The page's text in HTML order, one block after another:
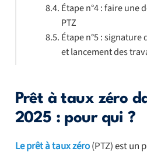
Prêt à taux zéro
2025 : pour qui ?
Le prêt à taux zéro(PTZ) est un
Étape n°4 : faire une
PTZ
Étape n°5 : signature
et lancement des